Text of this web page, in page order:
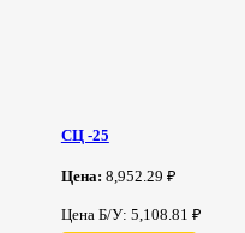
СЦ -25
Цена: 8,952.29 ₽
Цена Б/У: 5,108.81 ₽